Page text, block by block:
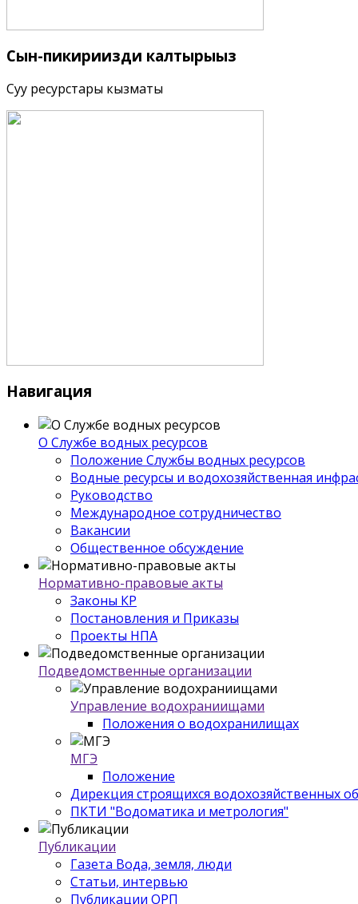
Сын-пикириңизди калтырыңыз
Суу ресурстары кызматы
Навигация
О Службе водных ресурсов
Положение Службы водных ресурсов
Водные ресурсы и водохозяйственная
Руководство
Международное сотрудничество
Вакансии
Общественное обсуждение
Нормативно-правовые акты
Законы КР
Постановления и Приказы
Проекты НПА
Подведомственные организации
Управление водохраниищами
Положения о водохранилищах
МГЭ
Положение
Дирекция строящихся водохозяйственных
ПКТИ "Водоматика и метрология"
Публикации
Газета Вода, земля, люди
Статьи, интервью
Публикации ОРП